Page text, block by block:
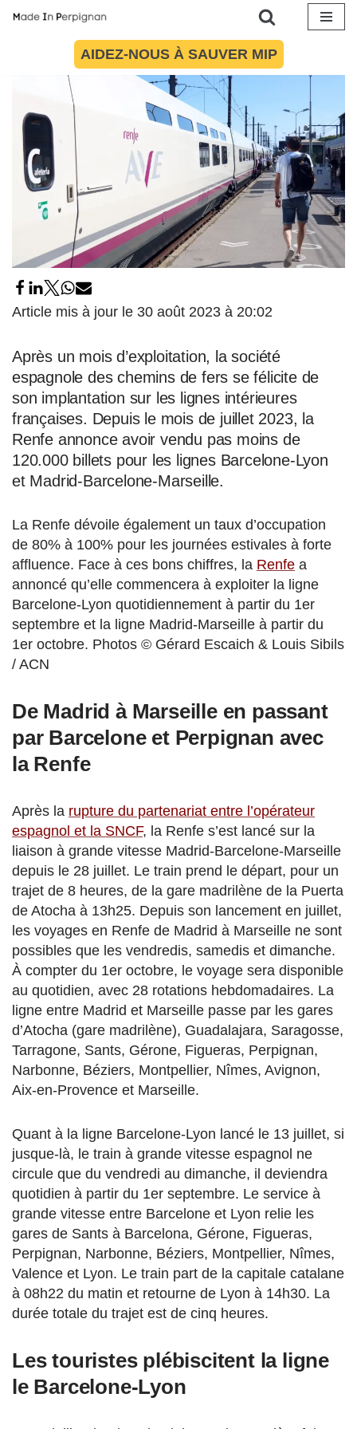
AIDEZ-NOUS À SAUVER MIP
30 août 2023 par Société
Article mis à jour le 30 août 2023 à 20:02
Après un mois d’exploitation, la société
espagnole des chemins de fers se félicite de
son implantation sur les lignes intérieures
françaises. Depuis le mois de juillet 2023, la
Renfe annonce avoir vendu pas moins de
120.000 billets pour les lignes Barcelone-Lyon
et Madrid-Barcelone-Marseille.
La Renfe dévoile également un taux d’occupation
de 80% à 100% pour les journées estivales à forte
affluence. Face à ces bons chiffres, la Renfe a
annoncé qu’elle commencera à exploiter la ligne
Barcelone-Lyon quotidiennement à partir du 1er
septembre et la ligne Madrid-Marseille à partir du
1er octobre. Photos © Gérard Escaich & Louis Sibils
/ ACN
De Madrid à Marseille en passant
par Barcelone et Perpignan avec
la Renfe
Après la rupture du partenariat entre l’opérateur
espagnol et la SNCF, la Renfe s’est lancé sur la
liaison à grande vitesse Madrid-Barcelone-Marseille
depuis le 28 juillet. Le train prend le départ, pour un
trajet de 8 heures, de la gare madrilène de la Puerta
de Atocha à 13h25. Depuis son lancement en juillet,
les voyages en Renfe de Madrid à Marseille ne sont
possibles que les vendredis, samedis et dimanche.
À compter du 1er octobre, le voyage sera disponible
au quotidien, avec 28 rotations hebdomadaires. La
ligne entre Madrid et Marseille passe par les gares
d’Atocha (gare madrilène), Guadalajara, Saragosse,
Tarragone, Sants, Gérone, Figueras, Perpignan,
Narbonne, Béziers, Montpellier, Nîmes, Avignon,
Aix-en-Provence et Marseille.
Quant à la ligne Barcelone-Lyon lancé le 13 juillet, si
jusque-là, le train à grande vitesse espagnol ne
circule que du vendredi au dimanche, il deviendra
quotidien à partir du 1er septembre. Le service à
grande vitesse entre Barcelone et Lyon relie les
gares de Sants à Barcelona, Gérone, Figueras,
Perpignan, Narbonne, Béziers, Montpellier, Nîmes,
Valence et Lyon. Le train part de la capitale catalane
à 08h22 du matin et retourne de Lyon à 14h30. La
durée totale du trajet est de cinq heures.
Les touristes plébiscitent la ligne
le Barcelone-Lyon